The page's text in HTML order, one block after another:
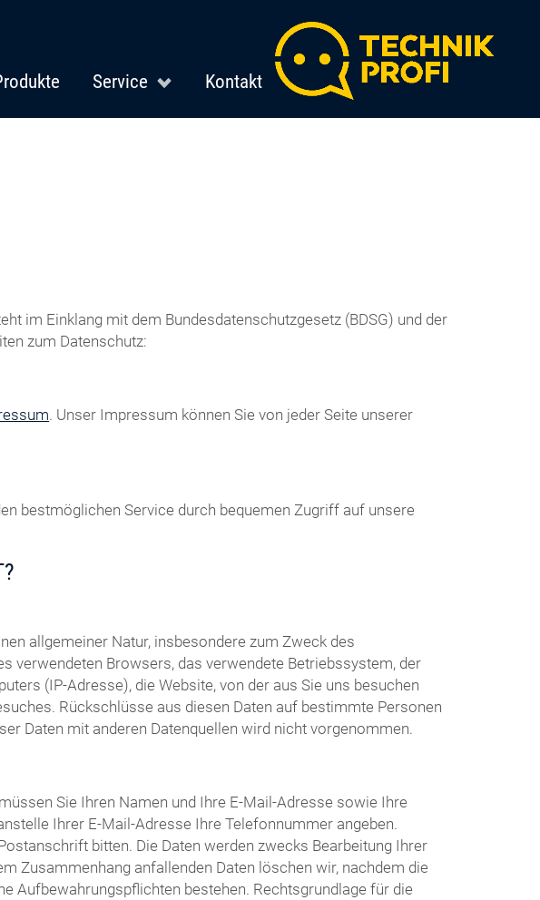
Service Kontakt
im Einklang mit dem Bundesdatenschutzgesetz (BDSG) und der
zum Datenschutz:
. Unser Impressum können Sie von jeder Seite unserer
bestmöglichen Service durch bequemen Zugriff auf unsere
allgemeiner Natur, insbesondere zum Zweck des
verwendeten Browsers, das verwendete Betriebssystem, der
(IP-Adresse), die Website, von der aus Sie uns besuchen
Rückschlüsse aus diesen Daten auf bestimmte Personen
Daten mit anderen Datenquellen wird nicht vorgenommen.
Sie Ihren Namen und Ihre E-Mail-Adresse sowie Ihre
Ihrer E-Mail-Adresse Ihre Telefonnummer angeben.
bitten. Die Daten werden zwecks Bearbeitung Ihrer
Zusammenhang anfallenden Daten löschen wir, nachdem die
Aufbewahrungspflichten bestehen. Rechtsgrundlage für die